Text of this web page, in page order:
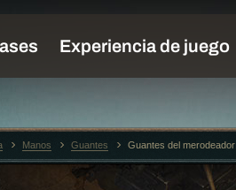
Manos Guantes Guantes del merodeador